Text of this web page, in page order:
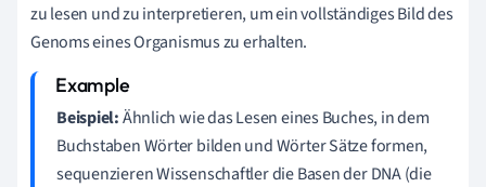
zu lesen und zu interpretieren, um ein vollständiges Bild des
Genoms eines Organismus zu erhalten.
Beispiel:Ähnlich wie das Lesen eines Buches, in dem
Buchstaben Wörter bilden und Wörter Sätze formen,
sequenzieren Wissenschaftler die Basen der DNA (die